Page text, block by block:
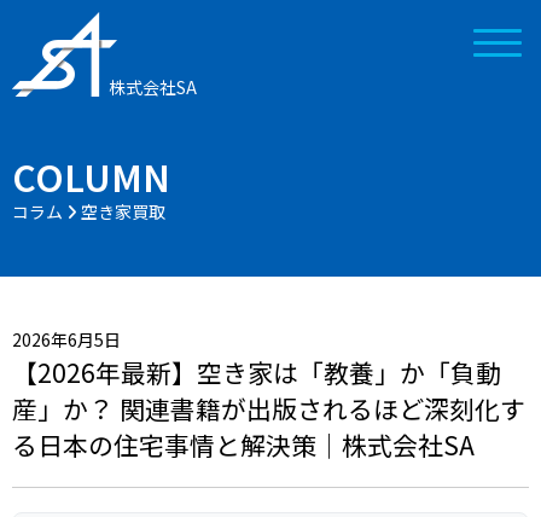
株式会社SA
COLUMN
コラム 空き家買取
2026年6月5日
【2026年最新】空き家は「教養」か「負動
産」か？ 関連書籍が出版されるほど深刻化す
る日本の住宅事情と解決策｜株式会社SA